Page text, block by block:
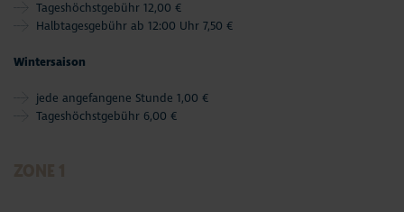
Tageshöchstgebühr 12,00 €
Halbtagesgebühr ab 12:00 Uhr 7,50 €
Wintersaison
jede angefangene Stunde 1,00 €
Tageshöchstgebühr 6,00 €